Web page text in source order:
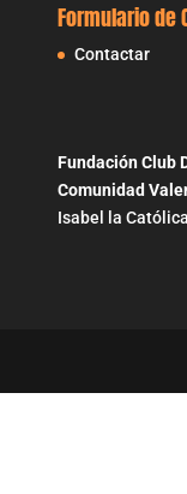
Formulario de
Contactar
Fundación Club
Comunidad
Isabel la